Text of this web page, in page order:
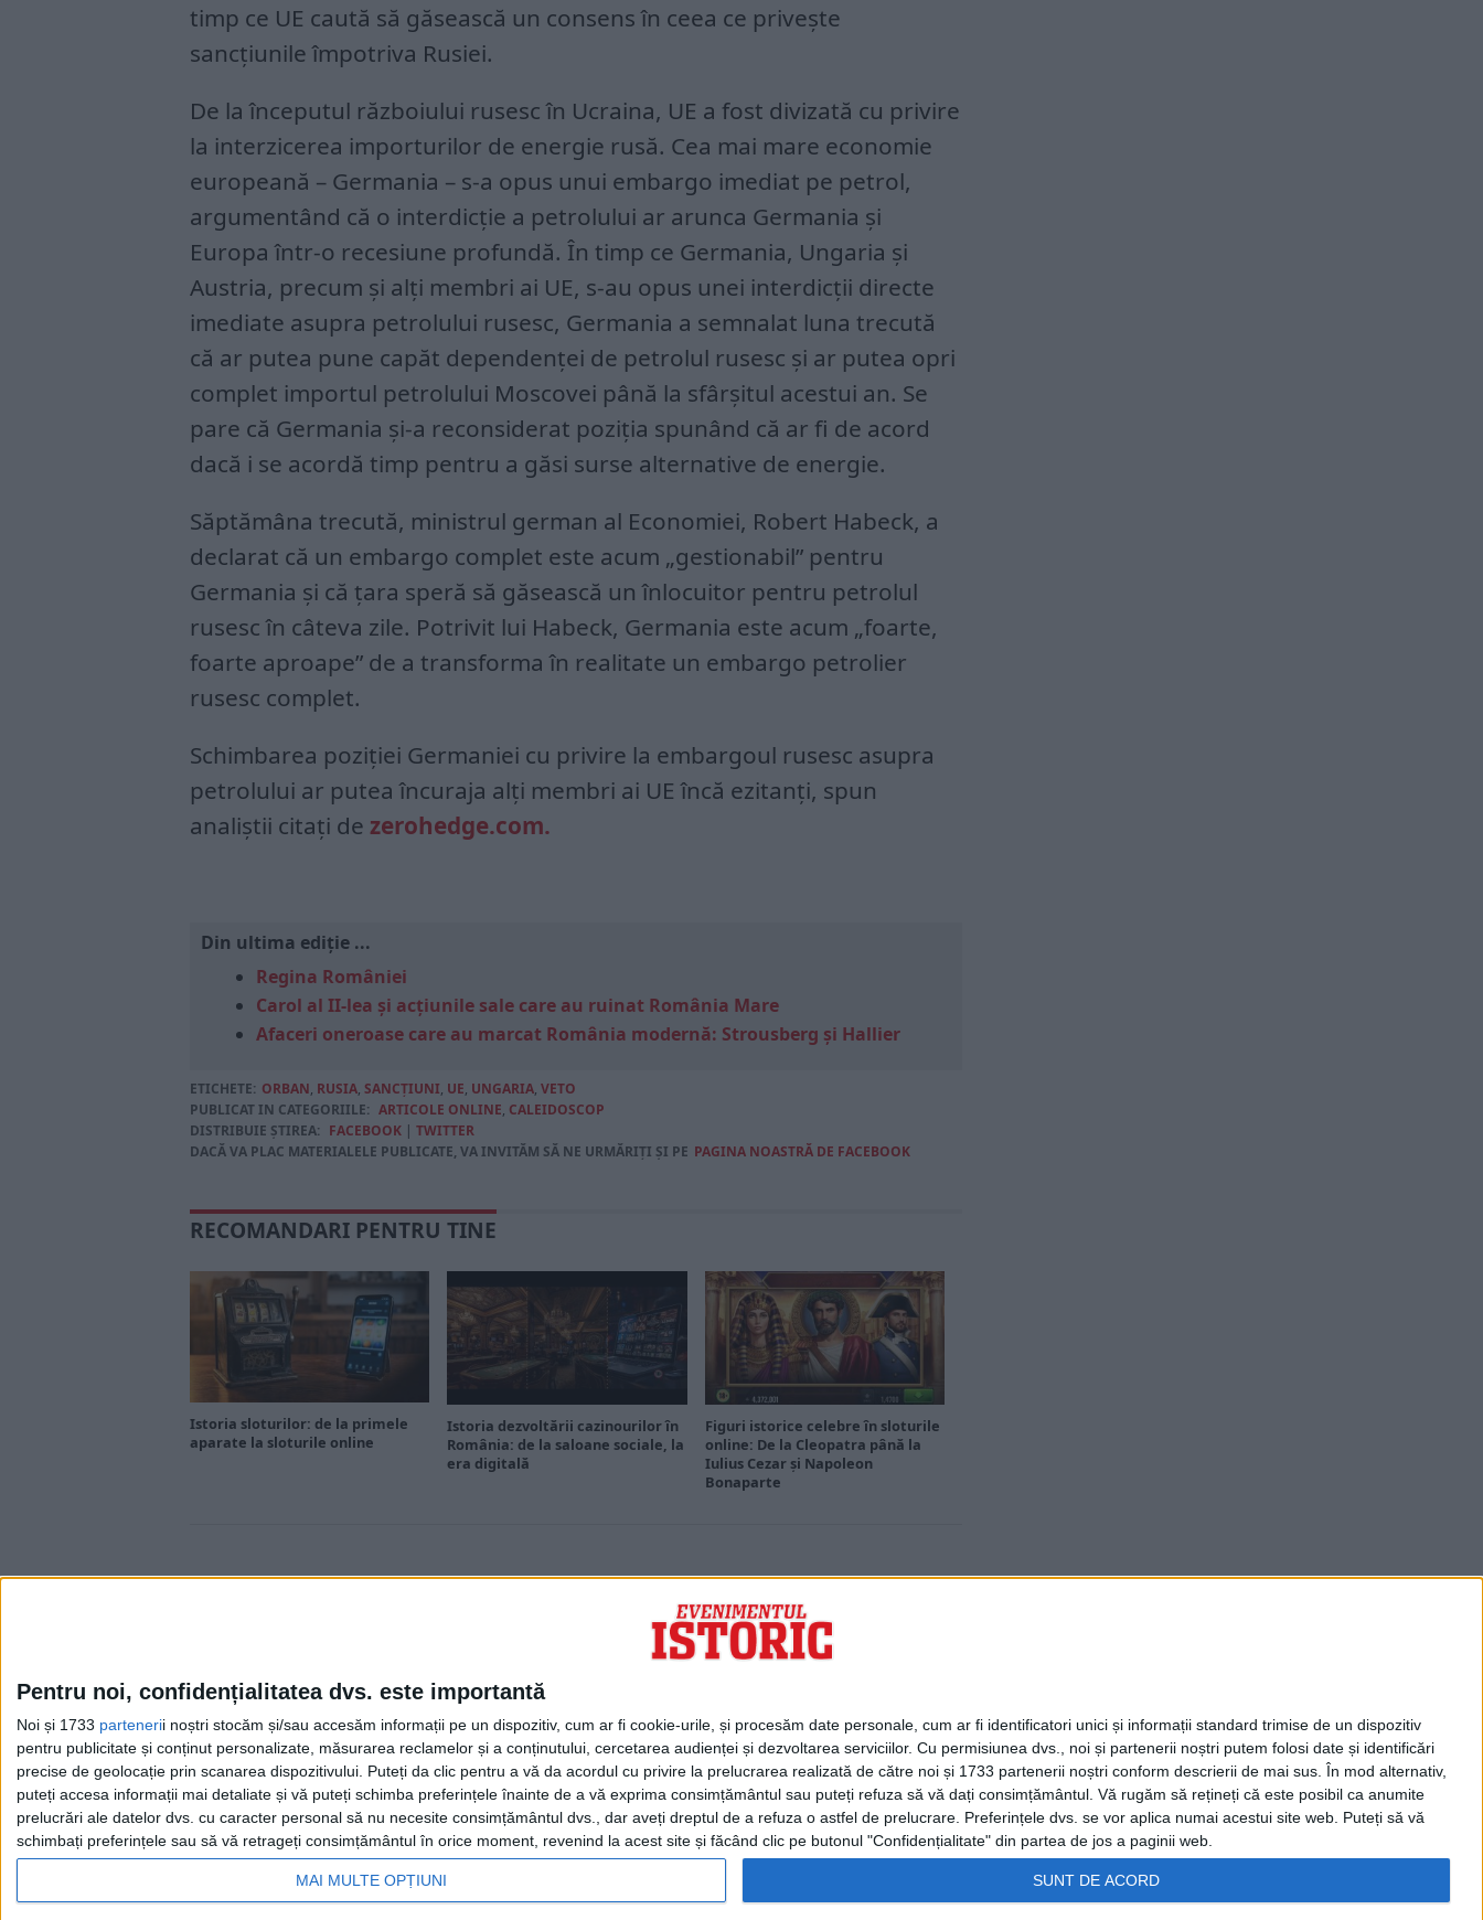
Pentru noi, confidențialitatea dvs. este importantă
Noi și 1733 partenerii noștri stocăm și/sau accesăm informații pe un dispozitiv, cum ar fi cookie-urile, și procesăm date personale, cum ar fi identificatori unici și informații standard trimise de un dispozitiv
pentru publicitate și conținut personalizate, măsurarea reclamelor și a conținutului, cercetarea audienței și dezvoltarea serviciilor. Cu permisiunea dvs., noi și partenerii noștri putem folosi date și identificări
precise de geolocație prin scanarea dispozitivului. Puteți da clic pentru a vă da acordul cu privire la prelucrarea realizată de către noi și 1733 partenerii noștri conform descrierii de mai sus. În mod alternativ,
puteți accesa informații mai detaliate și vă puteți schimba preferințele înainte de a vă exprima consimțământul sau puteți refuza să vă dați consimțământul. Vă rugăm să rețineți că este posibil ca anumite
prelucrări ale datelor dvs. cu caracter personal să nu necesite consimțământul dvs., dar aveți dreptul de a refuza o astfel de prelucrare. Preferințele dvs. se vor aplica numai acestui site web. Puteți să vă
schimbați preferințele sau să vă retrageți consimțământul în orice moment, revenind la acest site și făcând clic pe butonul "Confidențialitate" din partea de jos a paginii web.
MAI MULTE OPȚIUNI SUNT DE ACORD
timp ce UE caută să găsească un consens în ceea ce privește
sancțiunile împotriva Rusiei.
De la începutul războiului rusesc în Ucraina, UE a fost divizată cu privire
la interzicerea importurilor de energie rusă. Cea mai mare economie
europeană – Germania – s-a opus unui embargo imediat pe petrol,
argumentând că o interdicție a petrolului ar arunca Germania și
Europa într-o recesiune profundă. În timp ce Germania, Ungaria și
Austria, precum și alți membri ai UE, s-au opus unei interdicții directe
imediate asupra petrolului rusesc, Germania a semnalat luna trecută
că ar putea pune capăt dependenței de petrolul rusesc și ar putea opri
complet importul petrolului Moscovei până la sfârșitul acestui an. Se
pare că Germania și-a reconsiderat poziția spunând că ar fi de acord
dacă i se acordă timp pentru a găsi surse alternative de energie.
Săptămâna trecută, ministrul german al Economiei, Robert Habeck, a
declarat că un embargo complet este acum „gestionabil” pentru
Germania și că țara speră să găsească un înlocuitor pentru petrolul
rusesc în câteva zile. Potrivit lui Habeck, Germania este acum „foarte,
foarte aproape” de a transforma în realitate un embargo petrolier
rusesc complet.
Schimbarea poziției Germaniei cu privire la embargoul rusesc asupra
petrolului ar putea încuraja alți membri ai UE încă ezitanți, spun
analiștii citați de zerohedge.com.
Din ultima ediție ...
Regina României
Carol al II-lea și acțiunile sale care au ruinat România Mare
Afaceri oneroase care au marcat România modernă: Strousberg și Hallier
ETICHETE: ORBAN, RUSIA, SANCȚIUNI, UE, UNGARIA, VETO
PUBLICAT IN CATEGORIILE: ARTICOLE ONLINE, CALEIDOSCOP
DISTRIBUIE ȘTIREA: FACEBOOK | TWITTER
DACĂ VA PLAC MATERIALELE PUBLICATE, VA INVITĂM SĂ NE URMĂRIȚI ȘI PE PAGINA NOASTRĂ DE FACEBOOK
RECOMANDARI PENTRU TINE
Istoria sloturilor: de la primele
aparate la sloturile online
Istoria dezvoltării cazinourilor în
România: de la saloane sociale, la
era digitală
Figuri istorice celebre în sloturile
online: De la Cleopatra până la
Iulius Cezar și Napoleon
Bonaparte
Cea mai mare revistă de istorie din Europa!.
Media KIT
Evenimentul Zilei
Doctorul Zilei
Infofinanciar
Infoactual
Editura de carte
EVZ Comunicate
Capital Comunicate
Animal Zoo
Capital Comunicate